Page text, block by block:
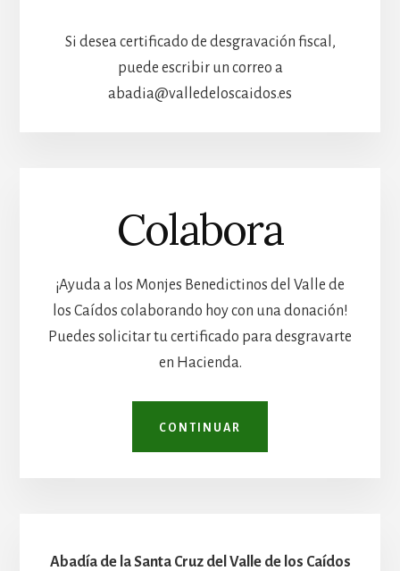
Si desea certificado de desgravación fiscal,
puede escribir un correo a
abadia@valledeloscaidos.es
Colabora
¡Ayuda a los Monjes Benedictinos del Valle de
los Caídos colaborando hoy con una donación!
Puedes solicitar tu certificado para desgravarte
en Hacienda.
CONTINUAR
Abadía de la Santa Cruz del Valle de los Caídos